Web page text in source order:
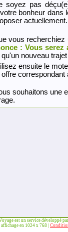
soyez pas
bonheur dans
actuellement.
vous
: Vous serez
nouveau
ensuite le
offre
souhaitons une
est un service développé
en 1024 x 768 |